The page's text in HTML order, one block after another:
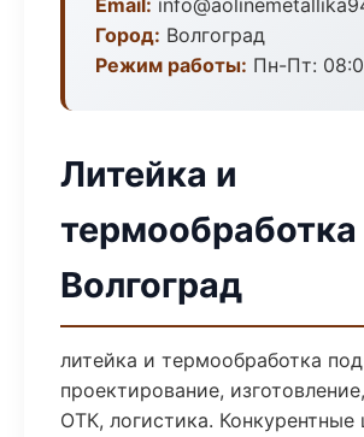
Email:
Город: Волгоград
Режим работы: Пн-Пт:
Литейка и
термообработка
Волгоград
литейка и термообработка
проектирование,
ОТК, логистика. Конкурентные